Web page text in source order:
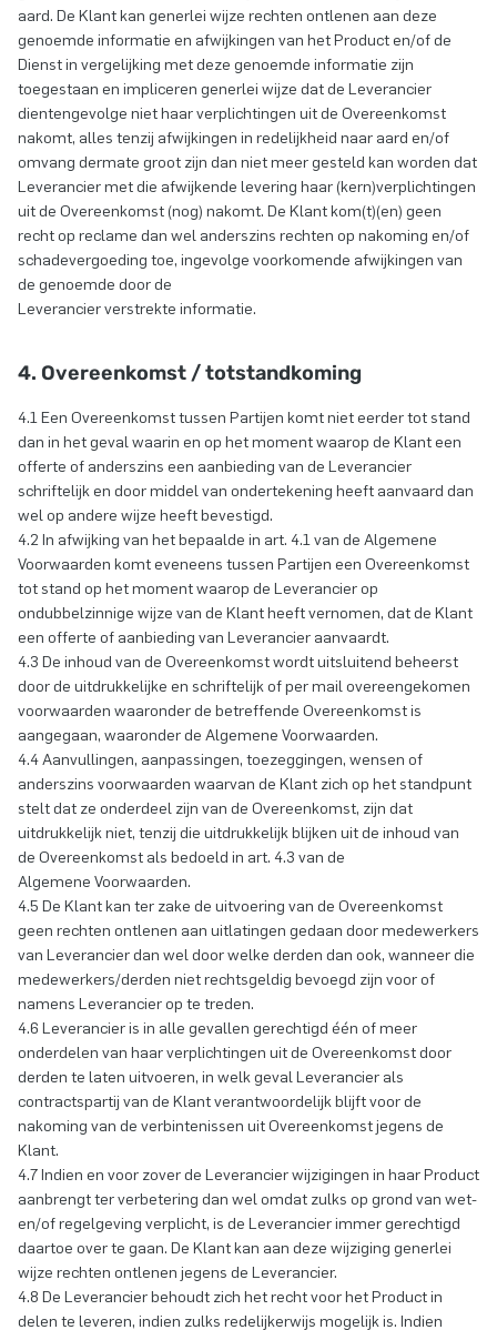
aard. De Klant kan generlei wijze rechten ontlenen aan deze
genoemde informatie en afwijkingen van het Product en/of de
Dienst in vergelijking met deze genoemde informatie zijn
toegestaan en impliceren generlei wijze dat de Leverancier
dientengevolge niet haar verplichtingen uit de Overeenkomst
nakomt, alles tenzij afwijkingen in redelijkheid naar aard en/of
omvang dermate groot zijn dan niet meer gesteld kan worden dat
Leverancier met die afwijkende levering haar (kern)verplichtingen
uit de Overeenkomst (nog) nakomt. De Klant kom(t)(en) geen
recht op reclame dan wel anderszins rechten op nakoming en/of
schadevergoeding toe, ingevolge voorkomende afwijkingen van
de genoemde door de
Leverancier verstrekte informatie.
4. Overeenkomst / totstandkoming
4.1 Een Overeenkomst tussen Partijen komt niet eerder tot stand
dan in het geval waarin en op het moment waarop de Klant een
offerte of anderszins een aanbieding van de Leverancier
schriftelijk en door middel van ondertekening heeft aanvaard dan
wel op andere wijze heeft bevestigd.
4.2 In afwijking van het bepaalde in art. 4.1 van de Algemene
Voorwaarden komt eveneens tussen Partijen een Overeenkomst
tot stand op het moment waarop de Leverancier op
ondubbelzinnige wijze van de Klant heeft vernomen, dat de Klant
een offerte of aanbieding van Leverancier aanvaardt.
4.3 De inhoud van de Overeenkomst wordt uitsluitend beheerst
door de uitdrukkelijke en schriftelijk of per mail overeengekomen
voorwaarden waaronder de betreffende Overeenkomst is
aangegaan, waaronder de Algemene Voorwaarden.
4.4 Aanvullingen, aanpassingen, toezeggingen, wensen of
anderszins voorwaarden waarvan de Klant zich op het standpunt
stelt dat ze onderdeel zijn van de Overeenkomst, zijn dat
uitdrukkelijk niet, tenzij die uitdrukkelijk blijken uit de inhoud van
de Overeenkomst als bedoeld in art. 4.3 van de
Algemene Voorwaarden.
4.5 De Klant kan ter zake de uitvoering van de Overeenkomst
geen rechten ontlenen aan uitlatingen gedaan door medewerkers
van Leverancier dan wel door welke derden dan ook, wanneer die
medewerkers/derden niet rechtsgeldig bevoegd zijn voor of
namens Leverancier op te treden.
4.6 Leverancier is in alle gevallen gerechtigd één of meer
onderdelen van haar verplichtingen uit de Overeenkomst door
derden te laten uitvoeren, in welk geval Leverancier als
contractspartij van de Klant verantwoordelijk blijft voor de
nakoming van de verbintenissen uit Overeenkomst jegens de
Klant.
4.7 Indien en voor zover de Leverancier wijzigingen in haar Product
aanbrengt ter verbetering dan wel omdat zulks op grond van wet-
en/of regelgeving verplicht, is de Leverancier immer gerechtigd
daartoe over te gaan. De Klant kan aan deze wijziging generlei
wijze rechten ontlenen jegens de Leverancier.
4.8 De Leverancier behoudt zich het recht voor het Product in
delen te leveren, indien zulks redelijkerwijs mogelijk is. Indien